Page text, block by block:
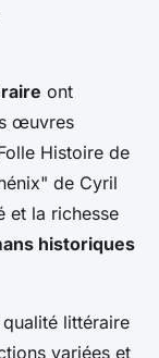
ont
œuvres
Histoire de
de Cyril
et la richesse
historiques
littéraire
variées et